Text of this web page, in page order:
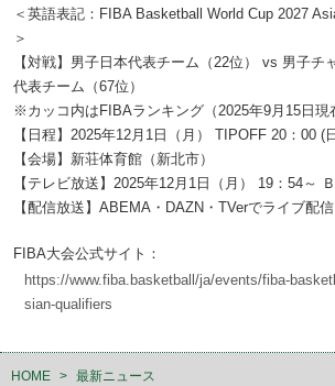
＜英語表記：FIBA Basketball World Cup 2027
＞
【対戦】男子日本代表チーム（22位） vs 男子チ
代表チーム（67位）
※カッコ内はFIBAランキング（2025年9月15日現
【日程】2025年12月1日（月） TIPOFF 20：00 (
【会場】新荘体育館（新北市）
【テレビ放送】2025年12月1日（月） 19：54～
【配信放送】ABEMA・DAZN・TVerでライブ配信
FIBA大会公式サイト：
https://www.fiba.basketball/ja/events/fiba-
sian-qualifiers
HOME > 最新ニュース